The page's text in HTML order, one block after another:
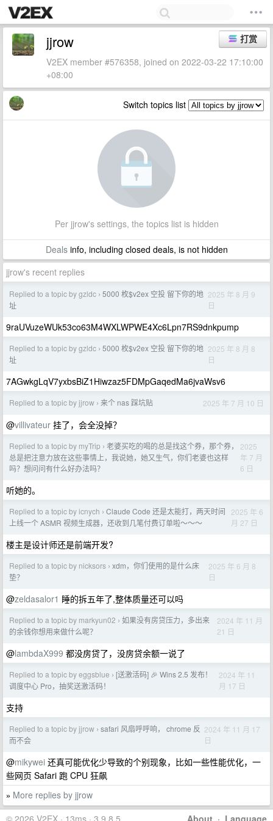
打赏
jjrow
V2EX member #576358, joined on 2022-03-22 17:10:00
+08:00
Switch topics list
Per jjrow's settings, the topics list is hidden
Dealsinfo, including closed deals, is not hidden
jjrow's recent replies
Replied to a topic by gzldc › 5000 枚$v2ex 空投 留下你的地
址
2025 年 8 月 9
日
9raUVuzeWUk53co63M4WXLWPWE4Xc6Lpn7RS9dnkpump
Replied to a topic by gzldc › 5000 枚$v2ex 空投 留下你的地
址
2025 年 8 月 8
日
7AGwkgLqV7yxbsBiZ1Hiwzaz5FDMpGaqedMa6jvaWsv6
Replied to a topic by jjrow › 来个 nas 踩坑贴 2025 年 7 月 10 日
@villivateur 挂了，会全没掉？
Replied to a topic by myTrip › 老婆买吃的喝的总是找这个券，那个券，
总是把注意力放在这些事情上，我说她，她又生气，你们老婆也这样
吗？想问问有什么好办法吗？
2025
年 7 月
6 日
听她的。
Replied to a topic by icnych › Claude Code 还是太能打，两天时间
上线一个 ASMR 视频生成器，还收到几笔付费订单啦～～～
2025 年 6
月 27 日
楼主是设计师还是前端开发?
Replied to a topic by nicksors › xdm，你们使用的是什么床
垫？
2025 年 6 月 8
日
@zeldasalor1 睡的拆五年了,整体质量还可以吗
Replied to a topic by markyun02 › 如果没有房贷压力，多出来
的余钱你想用来做什么呢？
2024 年 11 月
21 日
@lambdaX999 都没房贷了，没房贷余额一说了
Replied to a topic by eggsblue › [送激活码] 🎉 Wins 2.5 发布！
调度中心 Pro，抽奖送激活码！
2024 年 11
月 17 日
支持
Replied to a topic by jjrow › safari 风扇呼呼响， chrome 反
而不会
2024 年 11 月 17
日
@mikywei 还真可能优化少导致的个别现象，比如一些性能优化，一
些网页 Safari 跑 CPU 狂飙
» More replies by jjrow
About · Language
© 2026 V2EX · 13ms · 3.9.8.5